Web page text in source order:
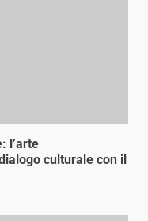
l’arte
culturale con il